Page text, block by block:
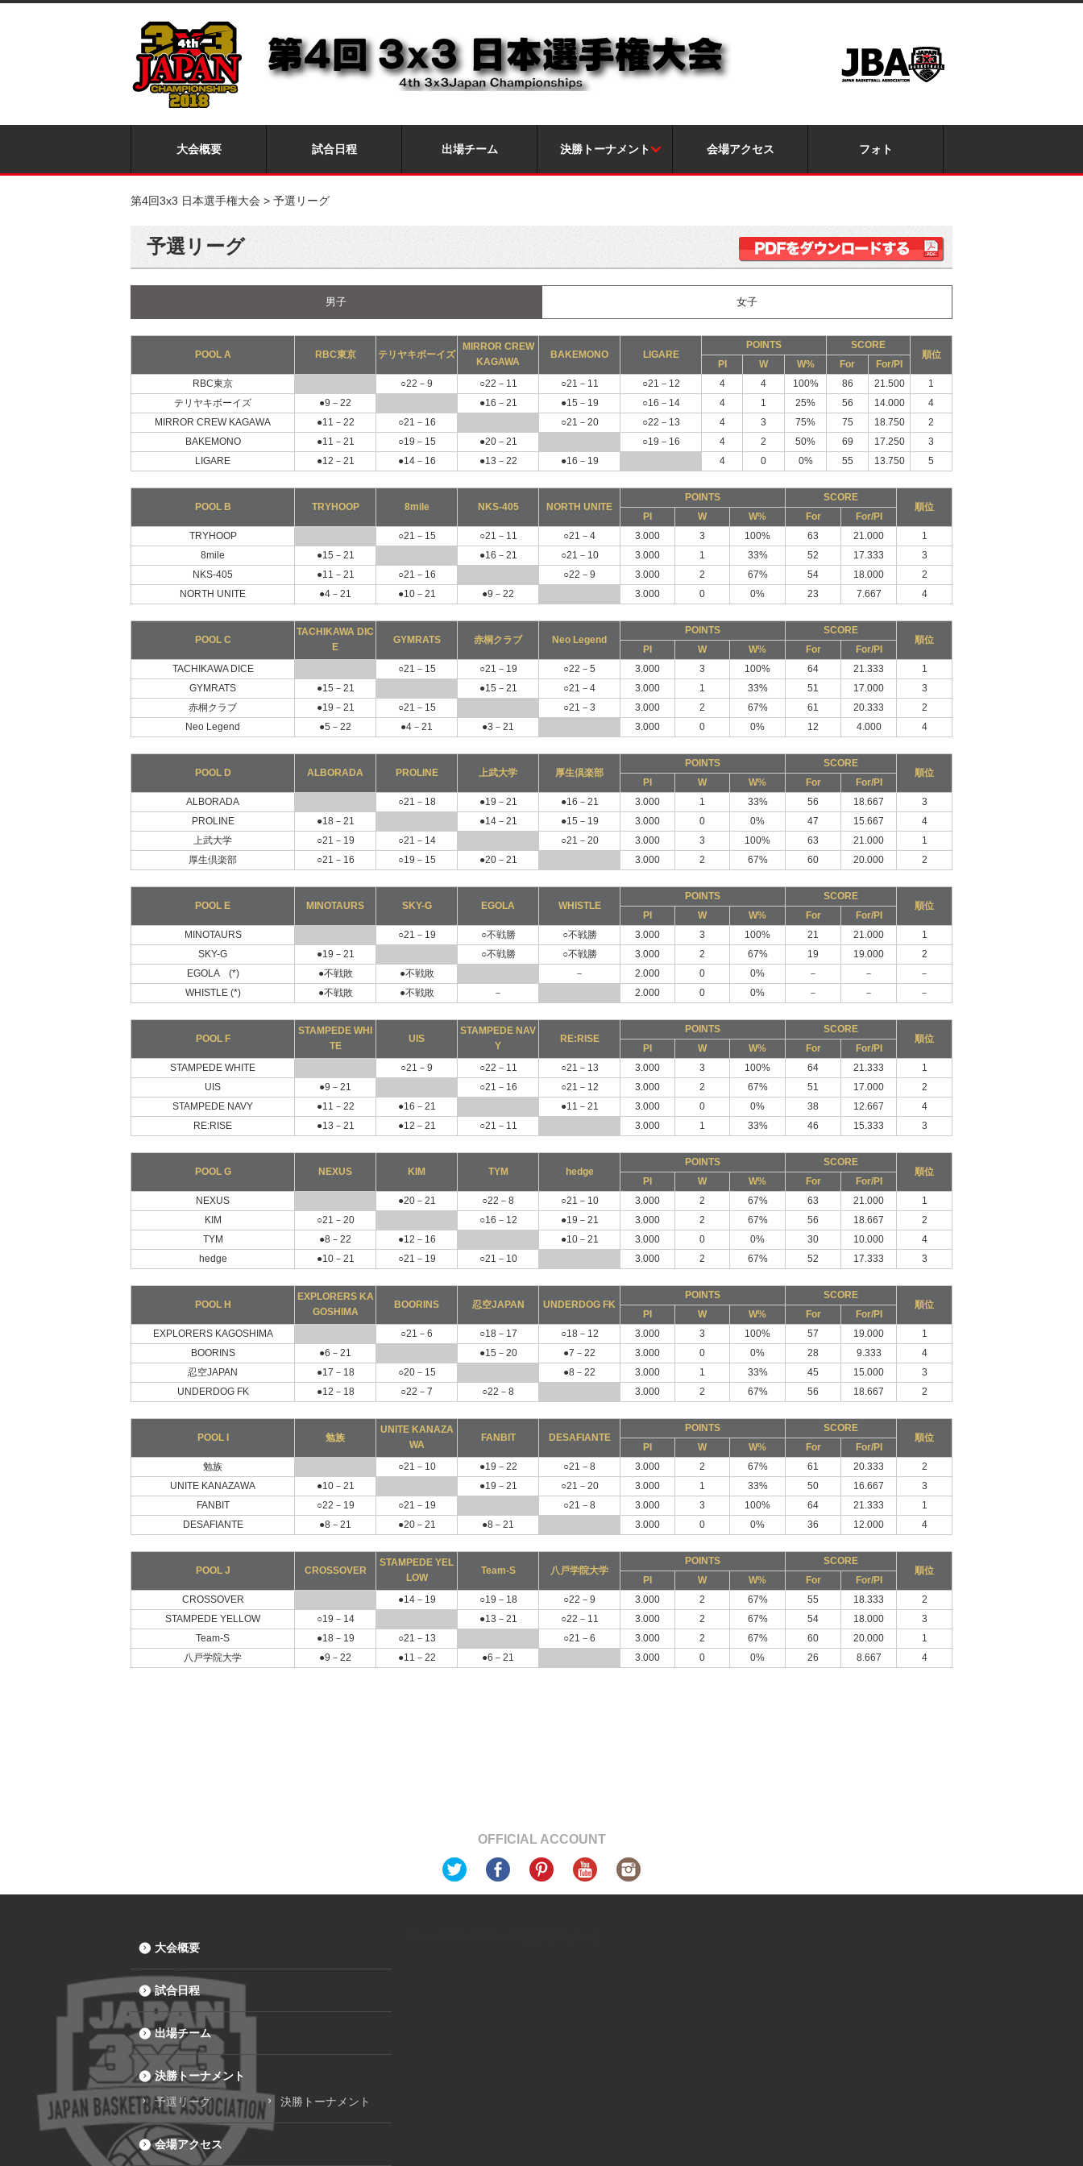
大会概要 試合日程 出場チーム 決勝トーナメント 会場アクセス フォト
第4回3x3 日本選手権大会 > 予選リーグ
予選リーグ
男子 女子
POOL A RBC東京 テリヤキボーイズ
MIRROR CREW
KAGAWA
BAKEMONO LIGARE
POINTS
SCORE
順位
PI
W W% For
For/PI
RBC東京
○22－9 ○22－11 ○21－11 ○21－12 4 4 100% 86 21.500
1
テリヤキボーイズ
●9－22 ●16－21 ●15－19 ○16－14 4 1 25% 56 14.000
4
MIRROR CREW KAGAWA
●11－22 ○21－16 ○21－20 ○22－13 4 3 75% 75 18.750
2
BAKEMONO
●11－21 ○19－15 ●20－21 ○19－16 4 2 50% 69 17.250
3
LIGARE
●12－21 ●14－16 ●13－22 ●16－19 4 0 0% 55 13.750 5
POOL B TRYHOOP 8mile NKS-405 NORTH UNITE
POINTS
SCORE
順位
PI
W W% For
For/PI
TRYHOOP
○21－15 ○21－11 ○21－4 3.000 3 100% 63 21.000
1
8mile
●15－21 ●16－21 ○21－10 3.000 1 33% 52 17.333
3
NKS-405
●11－21 ○21－16 ○22－9 3.000 2 67% 54 18.000
2
NORTH UNITE
●4－21 ●10－21 ●9－22 3.000 0 0% 23 7.667 4
POOL C
TACHIKAWA DIC
E
GYMRATS 赤桐クラブ Neo Legend
POINTS
SCORE
順位
PI
W W% For
For/PI
TACHIKAWA DICE
○21－15 ○21－19 ○22－5 3.000 3 100% 64 21.333
1
GYMRATS
●15－21 ●15－21 ○21－4 3.000 1 33% 51 17.000
3
赤桐クラブ
●19－21 ○21－15 ○21－3 3.000 2 67% 61 20.333
2
Neo Legend
●5－22 ●4－21 ●3－21 3.000 0 0% 12 4.000 4
POOL D ALBORADA PROLINE 上武大学 厚生倶楽部
POINTS
SCORE
順位
PI
W W% For
For/PI
ALBORADA
○21－18 ●19－21 ●16－21 3.000 1 33% 56 18.667
3
PROLINE
●18－21 ●14－21 ●15－19 3.000 0 0% 47 15.667
4
上武大学
○21－19 ○21－14 ○21－20 3.000 3 100% 63 21.000
1
厚生倶楽部
○21－16 ○19－15 ●20－21 3.000 2 67% 60 20.000 2
POOL E MINOTAURS SKY-G EGOLA WHISTLE
POINTS
SCORE
順位
PI
W W% For
For/PI
MINOTAURS
○21－19 ○不戦勝 ○不戦勝 3.000 3 100% 21 21.000
1
SKY-G
●19－21 ○不戦勝 ○不戦勝 3.000 2 67% 19 19.000
2
EGOLA (*)
●不戦敗 ●不戦敗 － 2.000 0 0% － －
－
WHISTLE (*)
●不戦敗 ●不戦敗 － 2.000 0 0% － － －
POOL F
STAMPEDE WHI
TE
UIS
STAMPEDE NAV
Y
RE:RISE
POINTS
SCORE
順位
PI
W W% For
For/PI
STAMPEDE WHITE
○21－9 ○22－11 ○21－13 3.000 3 100% 64 21.333
1
UIS
●9－21 ○21－16 ○21－12 3.000 2 67% 51 17.000
2
STAMPEDE NAVY
●11－22 ●16－21 ●11－21 3.000 0 0% 38 12.667
4
RE:RISE
●13－21 ●12－21 ○21－11 3.000 1 33% 46 15.333 3
POOL G NEXUS KIM TYM hedge
POINTS
SCORE
順位
PI
W W% For
For/PI
NEXUS
●20－21 ○22－8 ○21－10 3.000 2 67% 63 21.000
1
KIM
○21－20 ○16－12 ●19－21 3.000 2 67% 56 18.667
2
TYM
●8－22 ●12－16 ●10－21 3.000 0 0% 30 10.000
4
hedge
●10－21 ○21－19 ○21－10 3.000 2 67% 52 17.333 3
POOL H
EXPLORERS KA
GOSHIMA
BOORINS 忍空JAPAN UNDERDOG FK
POINTS
SCORE
順位
PI
W W% For
For/PI
EXPLORERS KAGOSHIMA
○21－6 ○18－17 ○18－12 3.000 3 100% 57 19.000
1
BOORINS
●6－21 ●15－20 ●7－22 3.000 0 0% 28 9.333
4
忍空JAPAN
●17－18 ○20－15 ●8－22 3.000 1 33% 45 15.000
3
UNDERDOG FK
●12－18 ○22－7 ○22－8 3.000 2 67% 56 18.667 2
POOL I 勉族
UNITE KANAZA
WA
FANBIT DESAFIANTE
POINTS
SCORE
順位
PI
W W% For
For/PI
勉族
○21－10 ●19－22 ○21－8 3.000 2 67% 61 20.333
2
UNITE KANAZAWA
●10－21 ●19－21 ○21－20 3.000 1 33% 50 16.667
3
FANBIT
○22－19 ○21－19 ○21－8 3.000 3 100% 64 21.333
1
DESAFIANTE
●8－21 ●20－21 ●8－21 3.000 0 0% 36 12.000 4
POOL J CROSSOVER
STAMPEDE YEL
LOW
Team-S 八戸学院大学
POINTS
SCORE
順位
PI
W W% For
For/PI
CROSSOVER
●14－19 ○19－18 ○22－9 3.000 2 67% 55 18.333
2
STAMPEDE YELLOW
○19－14 ●13－21 ○22－11 3.000 2 67% 54 18.000
3
Team-S
●18－19 ○21－13 ○21－6 3.000 2 67% 60 20.000
1
八戸学院大学
●9－22 ●11－22 ●6－21 3.000 0 0% 26 8.667 4
OFFICIAL ACCOUNT
大会概要
試合日程
出場チーム
決勝トーナメント
予選リーグ
決勝トーナメント
会場アクセス